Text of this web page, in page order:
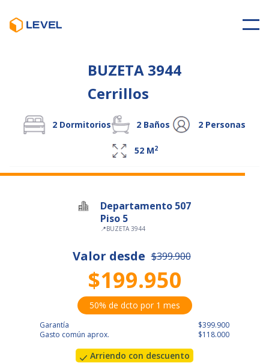
BUZETA 3944
Cerrillos
2 Dormitorios 2 Baños 2 Personas
52 M2
Departamento 507
Piso 5
📍BUZETA 3944
Valor desde $399.900
$199.950
50% de dcto por 1 mes
Garantía
Gasto común aprox.
$399.900
$118.000
Arriendo con descuento